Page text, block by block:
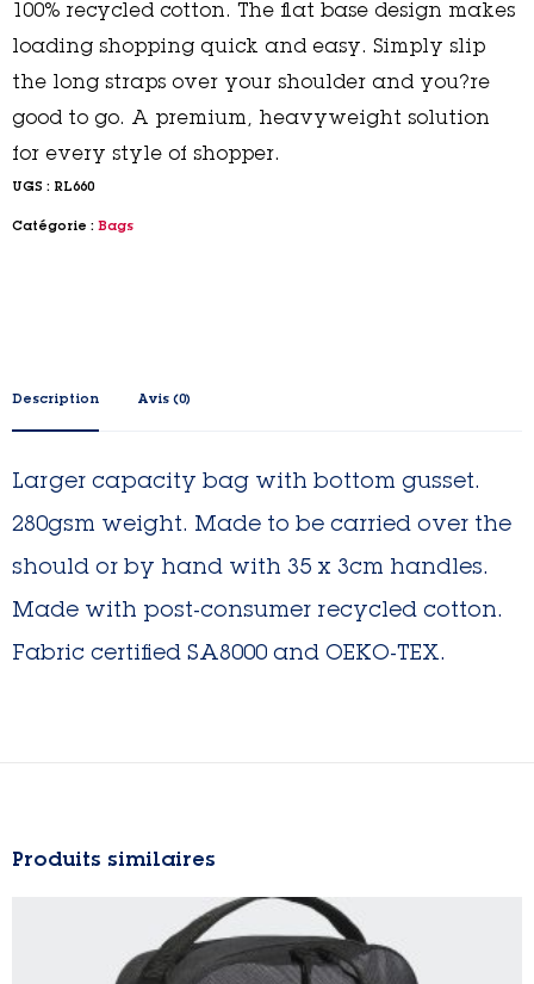
100% recycled cotton. The flat base design makes
loading shopping quick and easy. Simply slip
the long straps over your shoulder and you?re
good to go. A premium, heavyweight solution
for every style of shopper.
UGS : RL660
Catégorie : Bags
Description Avis (0)
Larger capacity bag with bottom gusset.
280gsm weight. Made to be carried over the
should or by hand with 35 x 3cm handles.
Made with post-consumer recycled cotton.
Fabric certified SA8000 and OEKO-TEX.
Produits similaires